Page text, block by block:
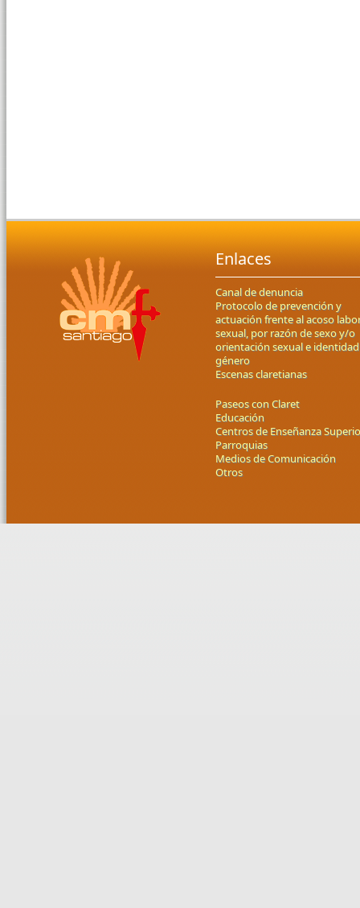
Enlaces
Canal de denuncia
Protocolo de prevención y
actuación frente al acoso
sexual, por razón de sexo y/o
orientación sexual e
género
Escenas claretianas
Paseos con Claret
Educación
Centros de Enseñanza
Parroquias
Medios de Comunicación
Otros